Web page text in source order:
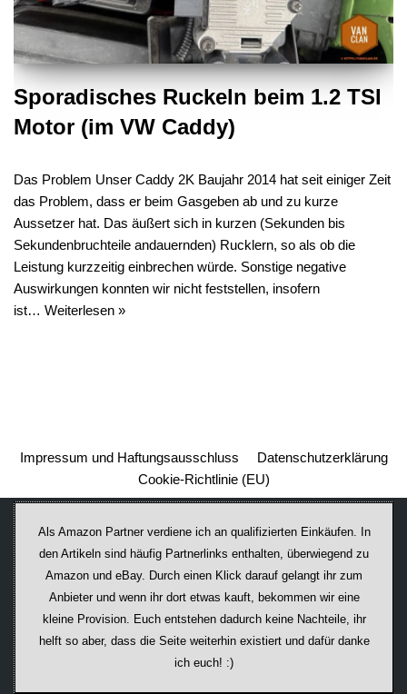
Sporadisches Ruckeln beim 1.2 TSI
Motor (im VW Caddy)
Das Problem Unser Caddy 2K Baujahr 2014 hat seit einiger Zeit
das Problem, dass er beim Gasgeben ab und zu kurze
Aussetzer hat. Das äußert sich in kurzen (Sekunden bis
Sekundenbruchteile andauernden) Rucklern, so als ob die
Leistung kurzzeitig einbrechen würde. Sonstige negative
Auswirkungen konnten wir nicht feststellen, insofern
ist… Weiterlesen »
Impressum und Haftungsausschluss
Datenschutzerklärung
Cookie-Richtlinie (EU)
Als Amazon Partner verdiene ich an qualifizierten Einkäufen. In
den Artikeln sind häufig Partnerlinks enthalten, überwiegend zu
Amazon und eBay. Durch einen Klick darauf ge­lan­gt ihr zum
Anbieter und wenn ihr dort etwas kauft, bekommen wir ei­ne
kleine Provision. Euch entstehen dadurch keine Nachteile, ihr
helft so aber, dass die Seite weiterhin existiert und dafür danke
ich euch! :)